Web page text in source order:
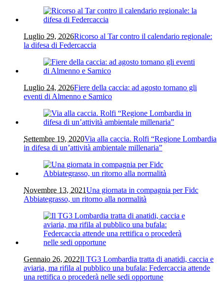
Luglio 29, 2026Ricorso al Tar contro il calendario regionale:
la difesa di Federcaccia
Luglio 24, 2026Fiere della caccia: ad agosto tornano gli
eventi di Almenno e Sarnico
Settembre 19, 2020Via alla caccia. Rolfi “Regione Lombardia
in difesa di un’attività ambientale millenaria”
Novembre 13, 2021Una giornata in compagnia per Fidc
Abbiategrasso, un ritorno alla normalità
Gennaio 26, 2022Il TG3 Lombardia tratta di anatidi, caccia e
aviaria, ma rifila al pubblico una bufala: Federcaccia attende
una rettifica o procederà nelle sedi opportune